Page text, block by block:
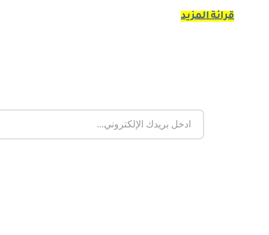
قرائة المزيد